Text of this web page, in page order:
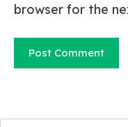
browser for the